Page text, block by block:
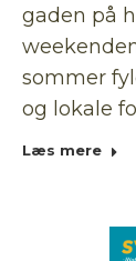
gaden på
sommer
og lokale
Læs mere